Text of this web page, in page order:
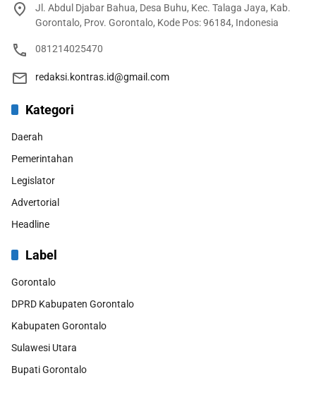
Jl. Abdul Djabar Bahua, Desa Buhu, Kec. Talaga Jaya, Kab.
Gorontalo, Prov. Gorontalo, Kode Pos: 96184, Indonesia
081214025470
redaksi.kontras.id@gmail.com
Kategori
Daerah
Pemerintahan
Legislator
Advertorial
Headline
Label
Gorontalo
DPRD Kabupaten Gorontalo
Kabupaten Gorontalo
Sulawesi Utara
Bupati Gorontalo